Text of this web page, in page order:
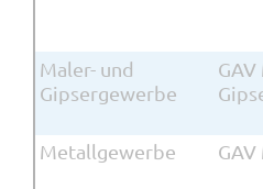
Maler- und
Gipsergewerbe
Metallgewerbe